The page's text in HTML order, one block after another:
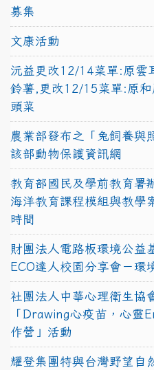
募集
文康活動
沅益更改12/14菜單:原雲
鈴薯,更改12/15菜單:原
頭菜
農業部發布之「兔飼養與
該部動物保護資訊網
教育部國民及學前教育署
海洋教育課程模組與教學
時間
財團法人電路板環境公益
ECO達人校園分享會－環
社團法人中華心理衛生協
「Drawing心疫苗，心靈
作營」活動
耀登集團特與台灣野望自